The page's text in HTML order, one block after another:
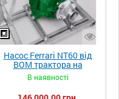
Насос Ferrari NT60 від
ВОМ трактора на
оцинкованій рамі,
підключаються до
В наявності